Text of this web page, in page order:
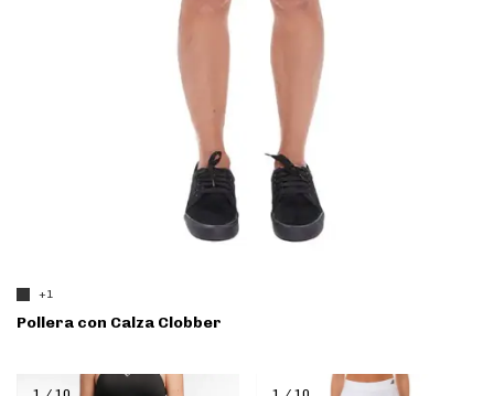
+1
Pollera con Calza Clobber